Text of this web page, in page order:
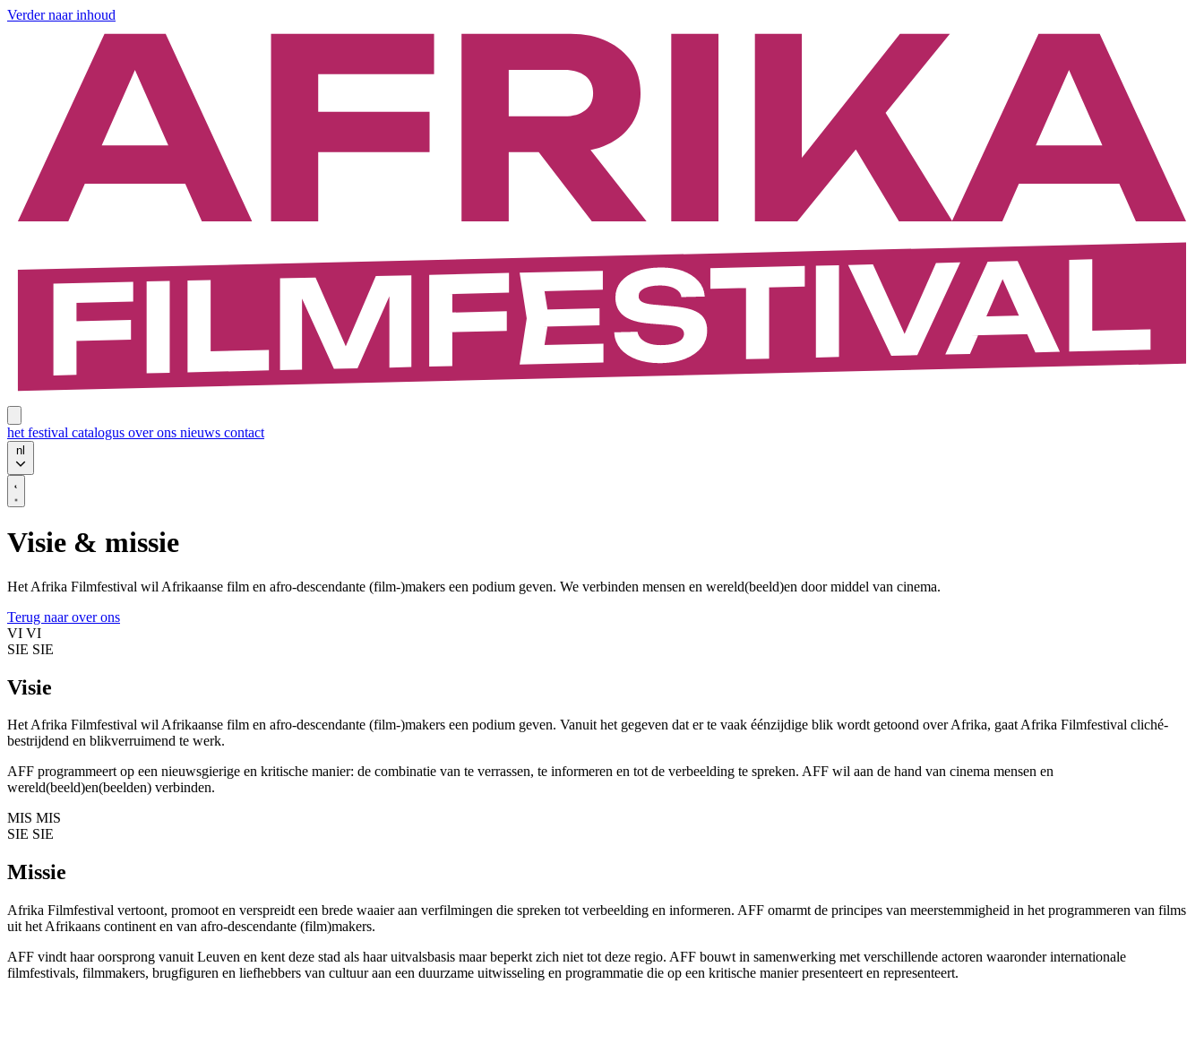
Verder naar inhoud
het festival catalogus over ons nieuws contact
nl
Visie & missie
Het Afrika Filmfestival wil Afrikaanse film en afro-descendante (film-)makers een podium geven. We verbinden mensen en wereld(beeld)en door middel van cinema.
Terug naar over ons
VI VI
SIE SIE
Visie
Het Afrika Filmfestival wil Afrikaanse film en afro-descendante (film-)makers een podium geven. Vanuit het gegeven dat er te vaak éénzijdige blik wordt getoond over Afrika, gaat Afrika Filmfestival cliché-
bestrijdend en blikverruimend te werk.
AFF programmeert op een nieuwsgierige en kritische manier: de combinatie van te verrassen, te informeren en tot de verbeelding te spreken. AFF wil aan de hand van cinema mensen en
wereld(beeld)en(beelden) verbinden.
MIS MIS
SIE SIE
Missie
Afrika Filmfestival vertoont, promoot en verspreidt een brede waaier aan verfilmingen die spreken tot verbeelding en informeren. AFF omarmt de principes van meerstemmigheid in het programmeren van films
uit het Afrikaans continent en van afro-descendante (film)makers.
AFF vindt haar oorsprong vanuit Leuven en kent deze stad als haar uitvalsbasis maar beperkt zich niet tot deze regio. AFF bouwt in samenwerking met verschillende actoren waaronder internationale
filmfestivals, filmmakers, brugfiguren en liefhebbers van cultuur aan een duurzame uitwisseling en programmatie die op een kritische manier presenteert en representeert.